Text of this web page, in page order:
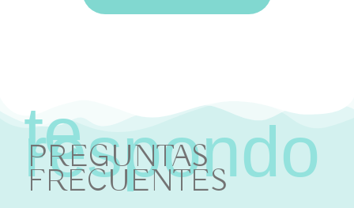
PREGUNTAS
FRECUENTES